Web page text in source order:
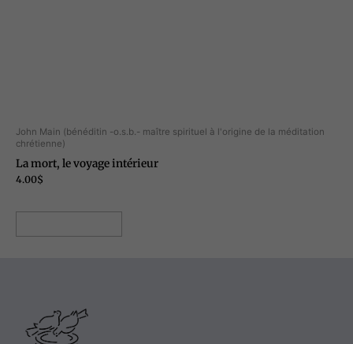
John Main (bénéditin -o.s.b.- maître spirituel à l'origine de la méditation
chrétienne)
La mort, le voyage intérieur
4.00$